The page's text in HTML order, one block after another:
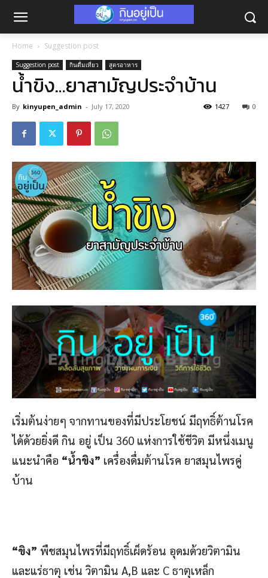
Home Suggestion post
Suggestion post กินดื่มเที่ยว สูตรอาหาร
น้ำขิง…ยาสามัญประจำบ้าน
By kinyupen_admin - July 17, 2020 0
1427
เริ่มต้นง่ายๆ จากทานของที่มีประโยชน์ มีฤทธิ์ต้านโรค
ได้ด้วยยิ่งดี กิน อยู่ เป็น 360 แห่งการใช้ชีวิต มีหนึ่งเมนู
แนะนำคือ “น้ำขิง” เครื่องดื่มต้านโรค ยาสมุนไพรคู่
บ้าน
“ขิง” พืชสมุนไพรที่มีฤทธิ์เผ็ดร้อน อุดมด้วยวิตามิน
และแร่ธาตุ เช่น วิตามิน A,B และ C ธาตุเหล็ก